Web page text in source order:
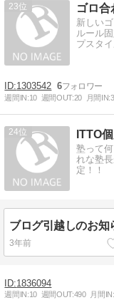
23 ゴロ
新しい
ルール
プスタ
1303542 6
週間IN:10 週間OUT:20 月間IN:
24 ITTO
塾って
れな塾
定！！
ブログ引越しのお知
3年前
1836094
週間IN:10 週間OUT:490 月間IN: